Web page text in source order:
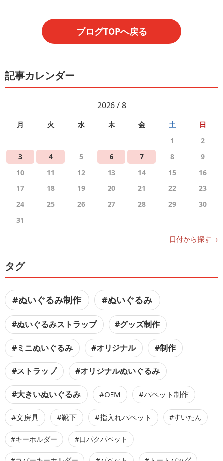
ブログTOPへ戻る
記事カレンダー
2026 / 8
月 火 水 木 金 土
日
1
2
3
4 5 6 7 8
9
10
11 12 13 14 15
16
17
18 19 20 21 22
23
24
25 26 27 28 29
30
31
日付から探す→
タグ
#ぬいぐるみ制作 #ぬいぐるみ
#ぬいぐるみストラップ #グッズ制作
#ミニぬいぐるみ #オリジナル #制作
#ストラップ #オリジナルぬいぐるみ
#大きいぬいぐるみ #OEM #パペット制作
#文房具 #靴下 #指入れパペット #すいたん
#キーホルダー #口パクパペット